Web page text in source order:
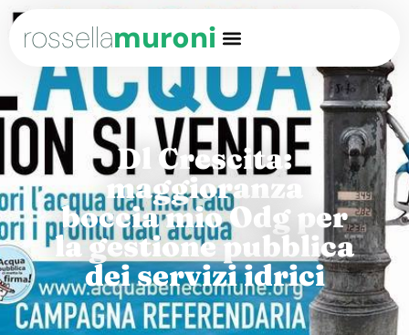
rossellamuroni
Dl Crescita:
maggioranza
boccia mio Odg per
la gestione pubblica
dei servizi idrici